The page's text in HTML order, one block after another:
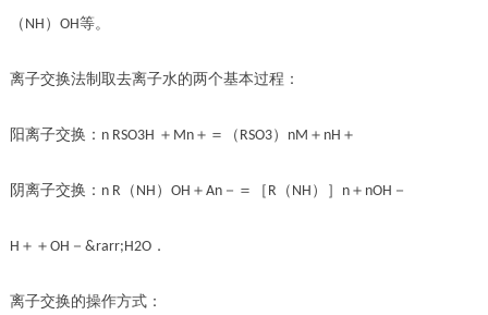
（ NH ） OH等。
离子交换法制取去离子水的两个基本过程：
阳离子交换： n RSO3H ＋ Mn＋＝（ RSO3） nM ＋ nH ＋
阴离子交换： n R （ NH ） OH ＋ An－＝［ R （ NH ）］ n＋ nOH －
H ＋＋ OH － &rarr;H2O．
离子交换的操作方式：